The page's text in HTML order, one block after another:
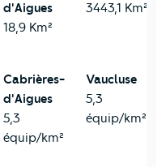
d'Aigues
18,9 Km²
3443,1 Km²
Cabrières-
d'Aigues
5,3
équip/km²
Vaucluse
5,3
équip/km²